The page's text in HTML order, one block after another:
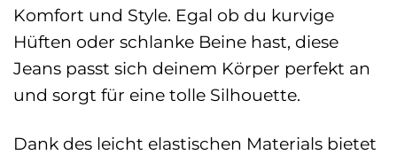
Komfort und Style. Egal ob du kurvige
Hüften oder schlanke Beine hast, diese
Jeans passt sich deinem Körper perfekt an
und sorgt für eine tolle Silhouette.
Dank des leicht elastischen Materials bietet